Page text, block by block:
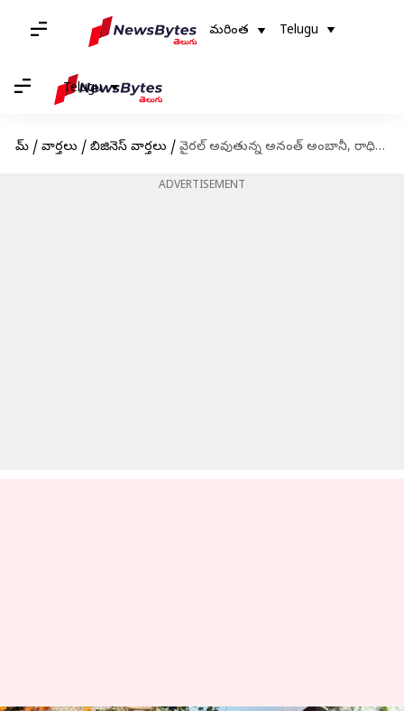
మరింత Telugu
Telugu
హోమ్ / వార్తలు / బిజినెస్ వార్తలు / వైరల్ అవుతున్న అనంత్ అంబానీ, రాధిక మర్చంట్ నిశ్చితార్ధం ఫోటోలు
ADVERTISEMENT